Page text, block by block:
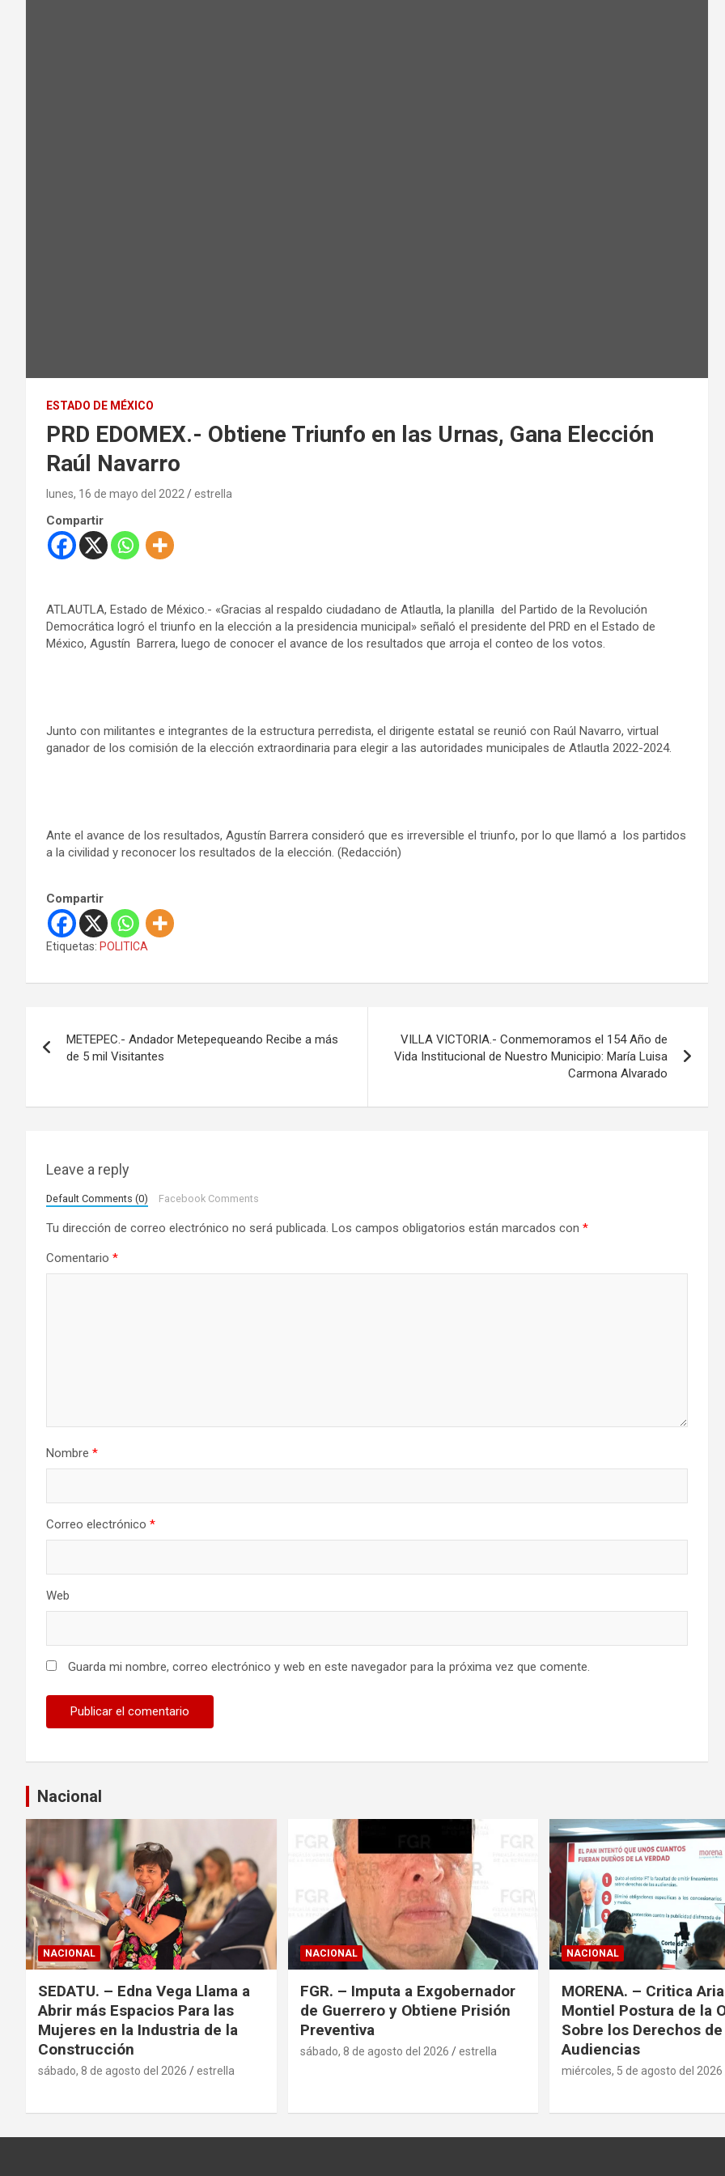
ESTADO DE MÉXICO
PRD EDOMEX.- Obtiene Triunfo en las Urnas, Gana Elección
Raúl Navarro
lunes, 16 de mayo del 2022 estrella
Compartir
ATLAUTLA, Estado de México.- «Gracias al respaldo ciudadano de Atlautla, la planilla del Partido de la Revolución
Democrática logró el triunfo en la elección a la presidencia municipal» señaló el presidente del PRD en el Estado de
México, Agustín Barrera, luego de conocer el avance de los resultados que arroja el conteo de los votos.
Junto con militantes e integrantes de la estructura perredista, el dirigente estatal se reunió con Raúl Navarro, virtual
ganador de los comisión de la elección extraordinaria para elegir a las autoridades municipales de Atlautla 2022-2024.
Ante el avance de los resultados, Agustín Barrera consideró que es irreversible el triunfo, por lo que llamó a los partidos
a la civilidad y reconocer los resultados de la elección. (Redacción)
Compartir
Etiquetas: POLITICA
METEPEC.- Andador Metepequeando Recibe a más
de 5 mil Visitantes
VILLA VICTORIA.- Conmemoramos el 154 Año de
Vida Institucional de Nuestro Municipio: María Luisa
Carmona Alvarado
Leave a reply
Default Comments (0) Facebook Comments
Tu dirección de correo electrónico no será publicada. Los campos obligatorios están marcados con *
Comentario *
Nombre *
Correo electrónico *
Web
Guarda mi nombre, correo electrónico y web en este navegador para la próxima vez que comente.
Nacional
NACIONAL
SEDATU. – Edna Vega Llama a
Abrir más Espacios Para las
Mujeres en la Industria de la
Construcción
sábado, 8 de agosto del 2026 estrella
NACIONAL
FGR. – Imputa a Exgobernador
de Guerrero y Obtiene Prisión
Preventiva
sábado, 8 de agosto del 2026 estrella
NACIONAL
MORENA. – Critica
Montiel Postura de la
Sobre los Derechos
Audiencias
miércoles, 5 de agosto del 2026